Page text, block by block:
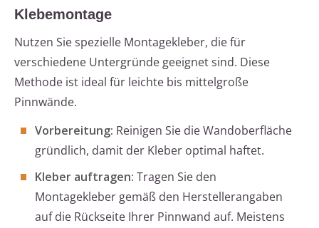
Klebemontage
Nutzen Sie spezielle Montagekleber, die für
verschiedene Untergründe geeignet sind. Diese
Methode ist ideal für leichte bis mittelgroße
Pinnwände.
Vorbereitung: Reinigen Sie die Wandoberfläche
gründlich, damit der Kleber optimal haftet.
Kleber auftragen: Tragen Sie den
Montagekleber gemäß den Herstellerangaben
auf die Rückseite Ihrer Pinnwand auf. Meistens